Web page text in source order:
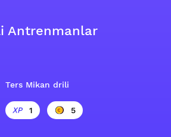
Antrenmanlar
Ters Mikan drili
1 5